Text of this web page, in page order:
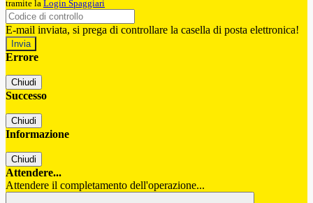
tramite la Login Spaggiari
E-mail inviata, si prega di controllare la casella di posta elettronica!
Errore
Chiudi
Successo
Chiudi
Informazione
Chiudi
Attendere...
Attendere il completamento dell'operazione...